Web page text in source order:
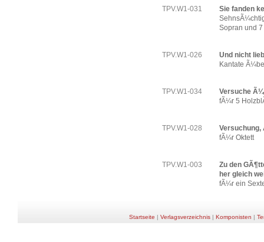
TPV.W1-031
Sie fanden
Sopran und
TPV.W1-026
Und nicht
Kantate
TPV.W1-034
Versuche
fÃ¼r 5
TPV.W1-028
Versuchung,
fÃ¼r Oktett
TPV.W1-003
Zu den
her gleich
fÃ¼r ein
Startseite | Verlagsverzeichnis| Komponisten |